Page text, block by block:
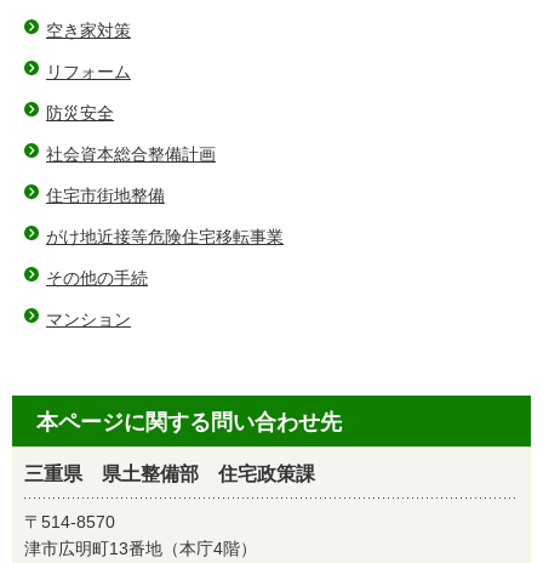
空き家対策
リフォーム
防災安全
社会資本総合整備計画
住宅市街地整備
がけ地近接等危険住宅移転事業
その他の手続
マンション
本ページに関する問い合わせ先
三重県 県土整備部 住宅政策課
〒514-8570
津市広明町13番地（本庁4階）